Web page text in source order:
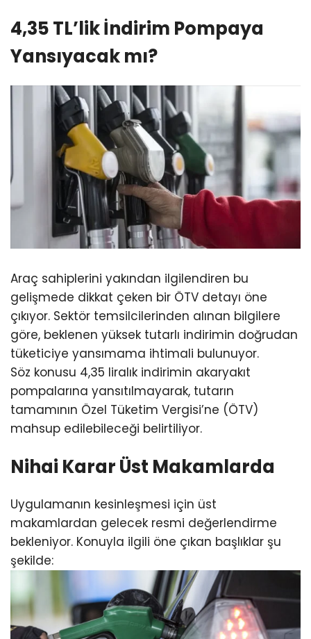
4,35 TL’lik İndirim Pompaya
Yansıyacak mı?
Araç sahiplerini yakından ilgilendiren bu
gelişmede dikkat çeken bir ÖTV detayı öne
çıkıyor. Sektör temsilcilerinden alınan bilgilere
göre, beklenen yüksek tutarlı indirimin doğrudan
tüketiciye yansımama ihtimali bulunuyor.
Söz konusu 4,35 liralık indirimin akaryakıt
pompalarına yansıtılmayarak, tutarın
tamamının Özel Tüketim Vergisi’ne (ÖTV)
mahsup edilebileceği belirtiliyor.
Nihai Karar Üst Makamlarda
Uygulamanın kesinleşmesi için üst
makamlardan gelecek resmi değerlendirme
bekleniyor. Konuyla ilgili öne çıkan başlıklar şu
şekilde: